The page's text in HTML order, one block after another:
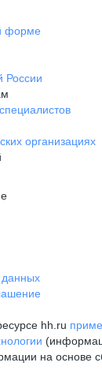
форме
России
организациях
hh.ru
на основе